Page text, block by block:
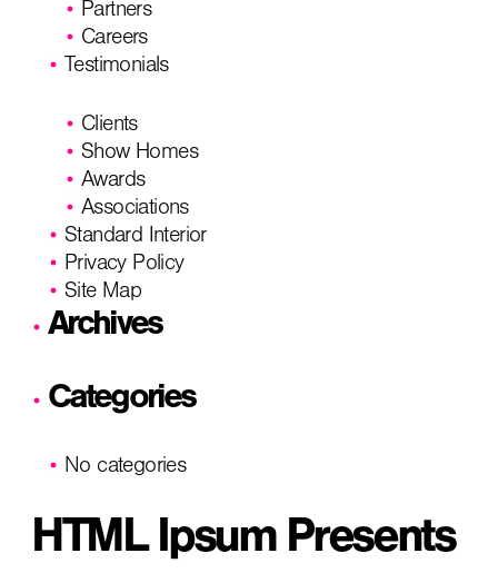
Partners
Careers
Testimonials
Clients
Show Homes
Awards
Associations
Standard Interior
Privacy Policy
Site Map
Archives
Categories
No categories
HTML Ipsum Presents